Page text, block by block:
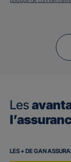
Les
LES + DE GAN